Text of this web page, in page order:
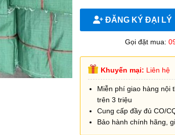
ĐĂNG KÝ ĐẠI LÝ
Gọi đặt mua:
Khuyến mại: Liên hệ
Miễn phí giao hàng nội
trên 3 triệu
Cung cấp đầy đủ CO/
Bảo hành chính hãng,